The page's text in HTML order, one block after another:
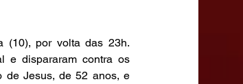
(10), por volta das 23h.
e dispararam contra os
de Jesus, de 52 anos, e